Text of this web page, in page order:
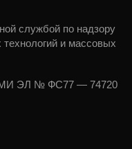
службой по надзору
и массовых
СМИ ЭЛ № ФС77 — 74720